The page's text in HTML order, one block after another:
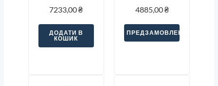
7233,00₴
ДОДАТИ В
КОШИК
4885,00₴
ПРЕДЗАМОВЛЕННЯ